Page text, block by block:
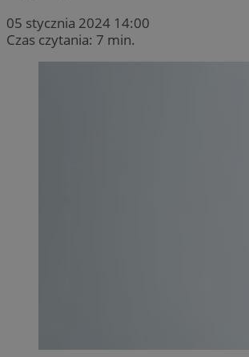
05 stycznia 2024 14:00
Czas czytania: 7 min.